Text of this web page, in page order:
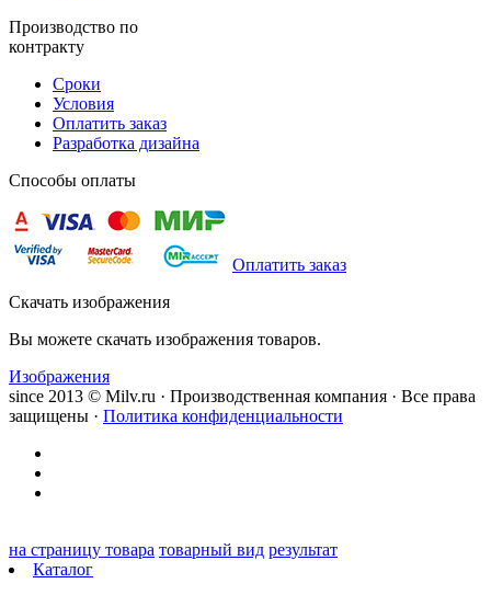
Производство по
контракту
Сроки
Условия
Оплатить заказ
Разработка дизайна
Способы оплаты
Оплатить заказ
Скачать изображения
Вы можете скачать изображения товаров.
Изображения
since 2013 © Milv.ru · Производственная компания · Все права
защищены · Политика конфиденциальности
на страницу товара товарный вид результат
Каталог